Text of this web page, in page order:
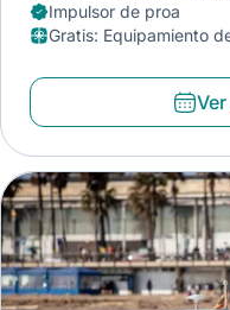
Impulsor de proa
Gratis: Equipamiento